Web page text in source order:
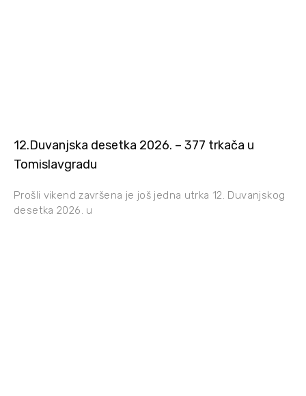
12.Duvanjska desetka 2026. – 377 trkača u
Tomislavgradu
Prošli vikend završena je još jedna utrka 12. Duvanjskog
desetka 2026. u